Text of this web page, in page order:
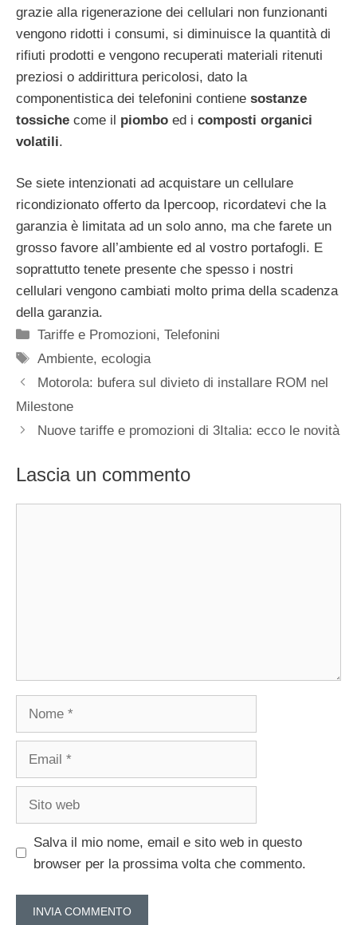
grazie alla rigenerazione dei cellulari non funzionanti
vengono ridotti i consumi, si diminuisce la quantità di
rifiuti prodotti e vengono recuperati materiali ritenuti
preziosi o addirittura pericolosi, dato la
componentistica dei telefonini contiene sostanze
tossiche come il piombo ed i composti organici
volatili.
Se siete intenzionati ad acquistare un cellulare
ricondizionato offerto da Ipercoop, ricordatevi che la
garanzia è limitata ad un solo anno, ma che farete un
grosso favore all’ambiente ed al vostro portafogli. E
soprattutto tenete presente che spesso i nostri
cellulari vengono cambiati molto prima della scadenza
della garanzia.
Categorie
Tariffe e Promozioni,Telefonini
Tag
Ambiente,ecologia
Motorola: bufera sul divieto di installare ROM nel
Milestone
Nuove tariffe e promozioni di 3Italia: ecco le novità
Lascia un commento
Salva il mio nome, email e sito web in questo
browser per la prossima volta che commento.